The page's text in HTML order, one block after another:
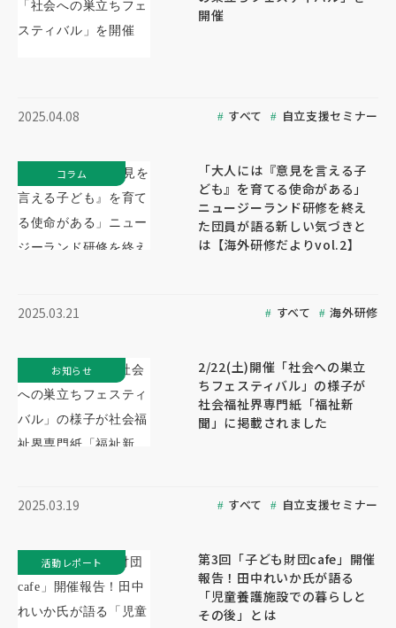
開催
2025.04.08 すべて 自立支援セミナー
「大人には『意見を言える子
ども』を育てる使命がある」
ニュージーランド研修を終え
た団員が語る新しい気づきと
は【海外研修だよりvol.2】
2025.03.21 すべて 海外研修
コラム
2/22(土)開催「社会への巣立
ちフェスティバル」の様子が
社会福祉界専門紙「福祉新
聞」に掲載されました
2025.03.19 すべて 自立支援セミナー
お知らせ
第3回「子ども財団cafe」開催
報告！田中れいか氏が語る
「児童養護施設での暮らしと
その後」とは
活動レポート